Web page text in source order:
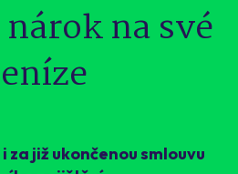
na své
za již ukončenou smlouvu